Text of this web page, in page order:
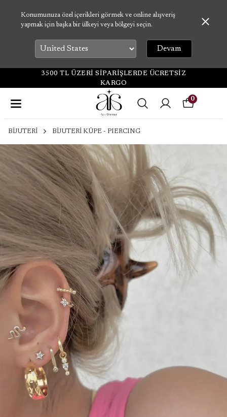
Konumunuza özel içerikleri görmek ve online alışveriş
yapmak için başka bir ülkeyi veya bölgeyi seçin.
Devam
3500 TL ÜZERİ SİPARİŞLERDE ÜCRETSİZ
KARGO
0
BİJUTERİ BİJUTERİ KÜPE - PIERCING